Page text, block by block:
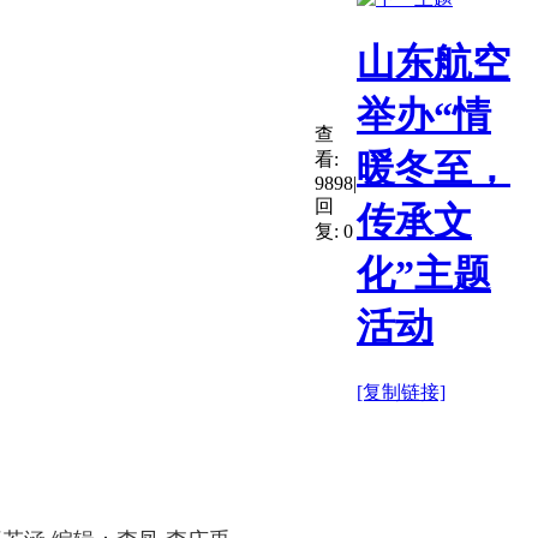
查
看:
9898|
回
复: 0
山东航空
举办“情
暖冬至，
传承文
化”主题
活动
[复制链接]